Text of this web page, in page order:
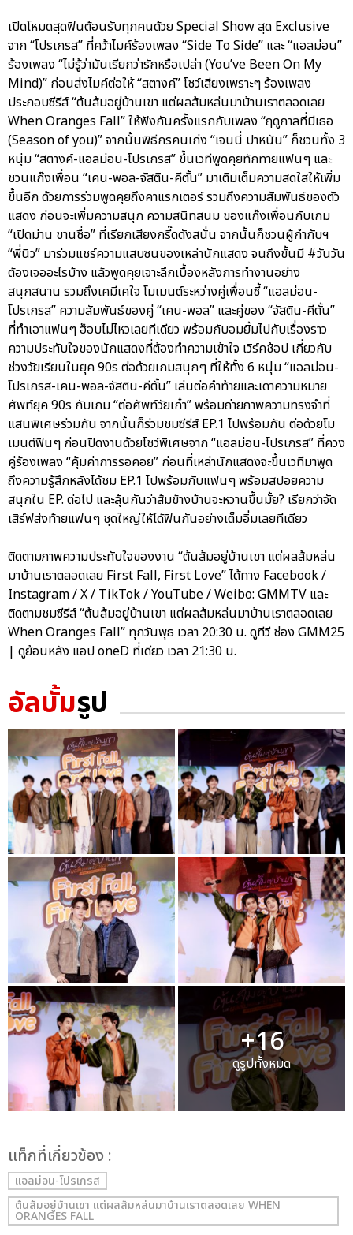
เปิดโหมดสุดฟินต้อนรับทุกคนด้วย Special Show สุด Exclusive
จาก “โปรเกรส” ที่คว้าไมค์ร้องเพลง “Side To Side” และ “แอลม่อน”
ร้องเพลง “ไม่รู้ว่ามันเรียกว่ารักหรือเปล่า (You’ve Been On My
Mind)” ก่อนส่งไมค์ต่อให้ “สตางค์” โชว์เสียงเพราะๆ ร้องเพลง
ประกอบซีรีส์ “ต้นส้มอยู่บ้านเขา แต่ผลส้มหล่นมาบ้านเราตลอดเลย
When Oranges Fall” ให้ฟังกันครั้งแรกกับเพลง “ฤดูกาลที่มีเธอ
(Season of you)” จากนั้นพิธีกรคนเก่ง “เจนนี่ ปาหนัน” ก็ชวนทั้ง 3
หนุ่ม “สตางค์-แอลม่อน-โปรเกรส” ขึ้นเวทีพูดคุยทักทายแฟนๆ และ
ชวนแก๊งเพื่อน “เคน-พอล-จัสติน-คีตั้น” มาเติมเต็มความสดใสให้เพิ่ม
ขึ้นอีก ด้วยการร่วมพูดคุยถึงคาแรกเตอร์ รวมถึงความสัมพันธ์ของตัว
แสดง ก่อนจะเพิ่มความสนุก ความสนิทสนม ของแก๊งเพื่อนกับเกม
“เปิดม่าน ขานชื่อ” ที่เรียกเสียงกรี๊ดดังสนั่น จากนั้นก็ชวนผู้กำกับฯ
“พี่นิว” มาร่วมแชร์ความแสบซนของเหล่านักแสดง จนถึงขั้นมี #วันวัน
ต้องเจออะไรบ้าง แล้วพูดคุยเจาะลึกเบื้องหลังการทำงานอย่าง
สนุกสนาน รวมถึงเคมีเคใจ โมเมนต์ระหว่างคู่เพื่อนซี้ “แอลม่อน-
โปรเกรส” ความสัมพันธ์ของคู่ “เคน-พอล” และคู่ของ “จัสติน-คีตั้น”
ที่ทำเอาแฟนๆ ฮ็อบไม่ไหวเลยทีเดียว พร้อมกับอมยิ้มไปกับเรื่องราว
ความประทับใจของนักแสดงที่ต้องทำความเข้าใจ เวิร์คช้อป เกี่ยวกับ
ช่วงวัยเรียนในยุค 90s ต่อด้วยเกมสนุกๆ ที่ให้ทั้ง 6 หนุ่ม “แอลม่อน-
โปรเกรส-เคน-พอล-จัสติน-คีตั้น” เล่นต่อคำท้ายและเดาความหมาย
ศัพท์ยุค 90s กับเกม “ต่อศัพท์วัยเก๋า” พร้อมถ่ายภาพความทรงจำที่
แสนพิเศษร่วมกัน จากนั้นก็ร่วมชมซีรีส์ EP.1 ไปพร้อมกัน ต่อด้วยโม
เมนต์ฟินๆ ก่อนปิดงานด้วยโชว์พิเศษจาก “แอลม่อน-โปรเกรส” ที่ควง
คู่ร้องเพลง “คุ้มค่าการรอคอย” ก่อนที่เหล่านักแสดงจะขึ้นเวทีมาพูด
ถึงความรู้สึกหลังได้ชม EP.1 ไปพร้อมกับแฟนๆ พร้อมสปอยความ
สนุกใน EP. ต่อไป และลุ้นกันว่าส้มข้างบ้านจะหวานขึ้นมั้ย? เรียกว่าจัด
เสิร์ฟส่งท้ายแฟนๆ ชุดใหญ่ให้ได้ฟินกันอย่างเต็มอิ่มเลยทีเดียว
ติดตามภาพความประทับใจของงาน “ต้นส้มอยู่บ้านเขา แต่ผลส้มหล่น
มาบ้านเราตลอดเลย First Fall, First Love” ได้ทาง Facebook /
Instagram / X / TikTok / YouTube / Weibo: GMMTV และ
ติดตามชมซีรีส์ “ต้นส้มอยู่บ้านเขา แต่ผลส้มหล่นมาบ้านเราตลอดเลย
When Oranges Fall” ทุกวันพุธ เวลา 20:30 น. ดูทีวี ช่อง GMM25
| ดูย้อนหลัง แอป oneD ที่เดียว เวลา 21:30 น.
อัลบั้มรูป
+16
ดูรูปทั้งหมด
เเท็กที่เกี่ยวข้อง :
แอลม่อน-โปรเกรส
ต้นส้มอยู่บ้านเขา แต่ผลส้มหล่นมาบ้านเราตลอดเลย WHEN
ORANGES FALL